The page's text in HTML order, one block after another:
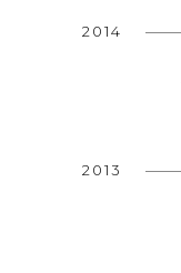
2014
2013